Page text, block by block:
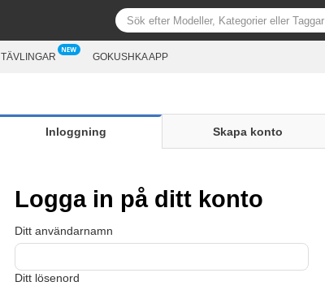
TÄVLINGAR GOKUSHKA APP
Inloggning Skapa konto
Logga in på ditt konto
Ditt användarnamn
Ditt lösenord